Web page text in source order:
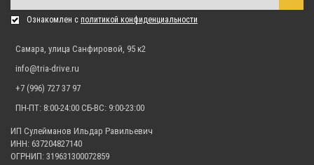
Ознакомлен с политикой конфиденциальности
Самара, улица Санфировой, 95 к2
info@tria-drive.ru
+7 (996) 727 37 97
ПН-ПТ: 8:00-24:00 СБ-ВС: 9:00-23:00
ИП Сулейманов Ильдар Равильевич
ИНН: 637204827140
ОГРНИП: 319631300072859